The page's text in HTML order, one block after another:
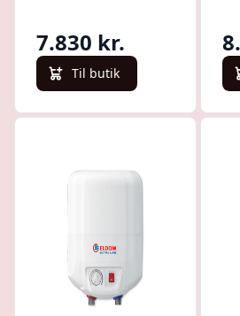
7.830 kr.
Til butik